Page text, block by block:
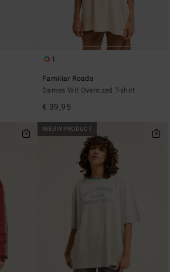
1
Familiar Roads
Dames Wit Oversized T-shirt
€ 39,95
NIEUW PRODUCT